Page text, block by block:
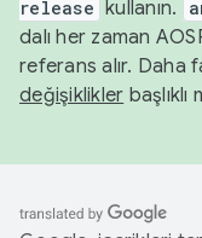
release kullanın.
dalı her zaman
referans alır. Daha
değişiklikler